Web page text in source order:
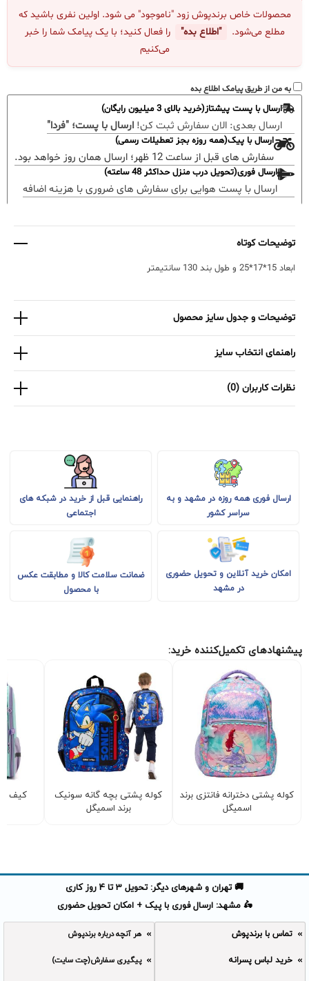
محصولات خاص برندپوش زود "ناموجود" می شود. اولین نفری باشید که
مطلع می‌شود.
"اطلاع بده"
را فعال کنید؛ با یک پیامک شما را خبر
می‌کنیم
به من از طریق پیامک اطلاع بده
ارسال با پست پیشتاز(خرید بالای 3 میلیون رایگان)
ارسال بعدی: الان سفارش ثبت کن! ارسال با پست؛ "فردا"
ارسال با پیک(همه روزه بجز تعطیلات رسمی)
سفارش های قبل از ساعت 12 ظهر؛ ارسال همان روز خواهد بود.
ارسال فوری(تحویل درب منزل حداکثر 48 ساعته)
ارسال با پست هوایی برای سفارش های ضروری با هزینه اضافه
توضیحات کوتاه
ابعاد 15*17*25 و طول بند 130 سانتیمتر
توضیحات و جدول سایز محصول
راهنمای انتخاب سایز
نظرات کاربران (0)
ارسال فوری همه روزه در مشهد و به
سراسر کشور
راهنمایی قبل از خرید در شبکه های
اجتماعی
امکان خرید آنلاین و تحویل حضوری
در مشهد
ضمانت سلامت کالا و مطابقت عکس
با محصول
پیشنهادهای تکمیل‌کننده خرید:
کوله پشتی دخترانه فانتزی برند
اسمیگل
کوله پشتی بچه گانه سونیک
برند اسمیگل
کیف
🚚 تهران و شهرهای دیگر: تحویل 3 تا 4 روز کاری
🛵 مشهد: ارسال فوری با پیک + امکان تحویل حضوری
تماس با برندپوش
خرید لباس پسرانه
هر آنچه درباره برندپوش
پیگیری سفارش(چت سایت)